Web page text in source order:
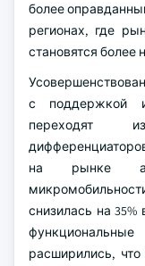
более
регионах, где
становятся
с поддержкой
переходят
на рынке
снизилась на 35%
расширились,